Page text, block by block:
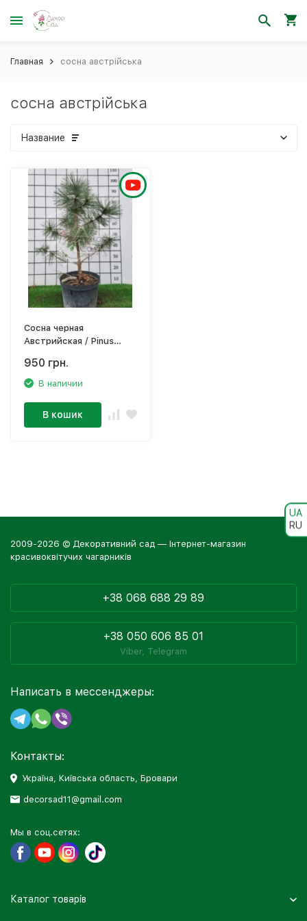
UA
RU
Главная сосна австрійська
сосна австрійська
Название
Сосна черная
Австрийская / Pinus
контейнер 5 л
950 грн.
В наличии
В кошик
2009-2026 © Декоративний сад — Інтернет-магазин
красивоквітучих чагарників
+38 068 688 29 89
+38 050 606 85 01
Viber, Telegram
Написать в мессенджеры:
Контакты:
Україна, Київська область, Бровари
decorsad11@gmail.com
Мы в соц.сетях:
Каталог товарів